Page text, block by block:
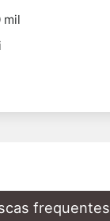
mil
frequentes